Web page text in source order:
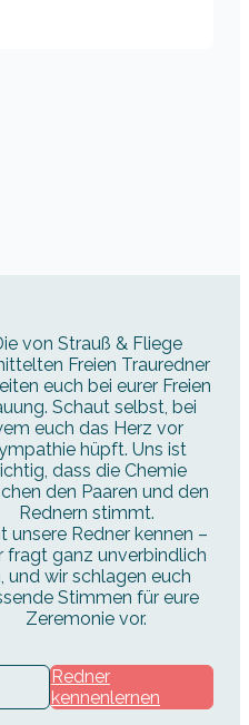
von Strauß & Fliege
Freien Trauredner
euch bei eurer Freien
Schaut selbst, bei
euch das Herz vor
hüpft. Uns ist
dass die Chemie
den Paaren und den
Rednern stimmt.
unsere Redner kennen –
fragt ganz unverbindlich
und wir schlagen euch
Stimmen für eure
Zeremonie vor.
Redner
kennenlernen